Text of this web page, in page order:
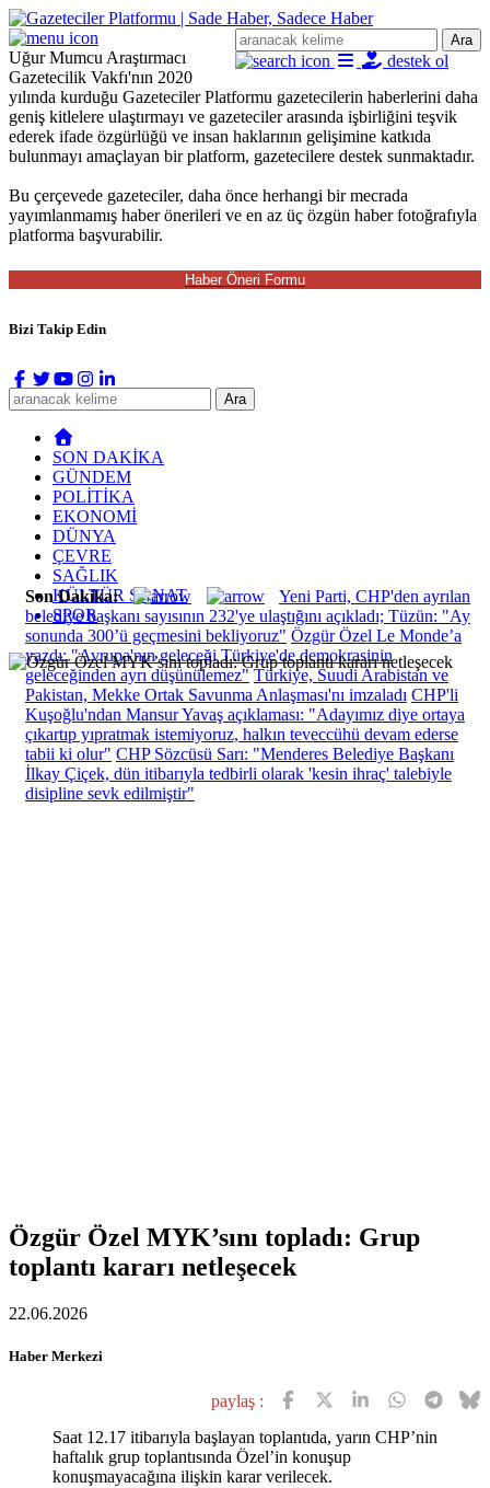
Ara
destek ol
Uğur Mumcu Araştırmacı
Gazetecilik Vakfı'nın 2020
yılında kurduğu Gazeteciler Platformu gazetecilerin haberlerini daha
geniş kitlelere ulaştırmayı ve gazeteciler arasında işbirliğini teşvik
ederek ifade özgürlüğü ve insan haklarının gelişimine katkıda
bulunmayı amaçlayan bir platform, gazetecilere destek sunmaktadır.
Bu çerçevede gazeteciler, daha önce herhangi bir mecrada
yayımlanmamış haber önerileri ve en az üç özgün haber fotoğrafıyla
platforma başvurabilir.
Bizi Takip Edin
Ara
SON DAKİKA
GÜNDEM
POLİTİKA
EKONOMİ
DÜNYA
ÇEVRE
SAĞLIK
KÜLTÜR SANAT
SPOR
Son Dakika:
Yeni Parti, CHP'den ayrılan
belediye başkanı sayısının 232'ye ulaştığını açıkladı; Tüzün: "Ay
sonunda 300’ü geçmesini bekliyoruz" Özgür Özel Le Monde’a
yazdı: "Avrupa'nın geleceği Türkiye'de demokrasinin
geleceğinden ayrı düşünülemez" Türkiye, Suudi Arabistan ve
Pakistan, Mekke Ortak Savunma Anlaşması'nı imzaladı CHP'li
Kuşoğlu'ndan Mansur Yavaş açıklaması: "Adayımız diye ortaya
çıkartıp yıpratmak istemiyoruz, halkın teveccühü devam ederse
tabii ki olur" CHP Sözcüsü Sarı: "Menderes Belediye Başkanı
İlkay Çiçek, dün itibarıyla tedbirli olarak 'kesin ihraç' talebiyle
disipline sevk edilmiştir"
Özgür Özel MYK’sını topladı: Grup
toplantı kararı netleşecek
22.06.2026
Haber Merkezi
paylaş :
Saat 12.17 itibarıyla başlayan toplantıda, yarın CHP’nin
haftalık grup toplantısında Özel’in konuşup
konuşmayacağına ilişkin karar verilecek.